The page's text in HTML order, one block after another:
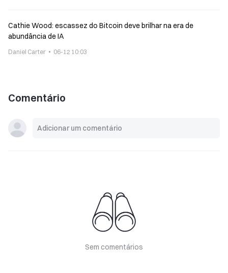
Cathie Wood: escassez do Bitcoin deve brilhar na era de
abundância de IA
Daniel Carter 06-12 10:03
Comentário
Sem comentários